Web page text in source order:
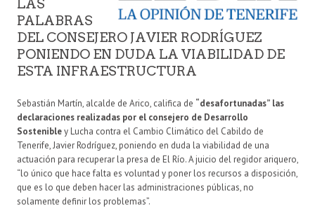
LAS
PALABRAS
DEL CONSEJERO JAVIER RODRÍGUEZ
PONIENDO EN DUDA LA VIABILIDAD DE
ESTA INFRAESTRUCTURA
Sebastián Martín, alcalde de Arico, califica de “desafortunadas” las
declaraciones realizadas por el consejero de Desarrollo
Sostenibley Lucha contra el Cambio Climático del Cabildo de
Tenerife, Javier Rodríguez, poniendo en duda la viabilidad de una
actuación para recuperar la presa de El Río. A juicio del regidor ariquero,
“lo único que hace falta es voluntad y poner los recursos a disposición,
que es lo que deben hacer las administraciones públicas, no
solamente definir los problemas”.